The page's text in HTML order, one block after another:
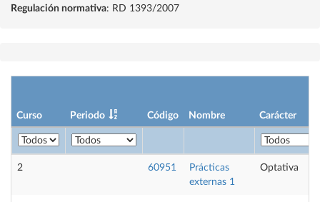
Regulación normativa: RD 1393/2007
Curso Periodo Código Nombre Carácter
2 60951
Prácticas
externas 1
Optativa